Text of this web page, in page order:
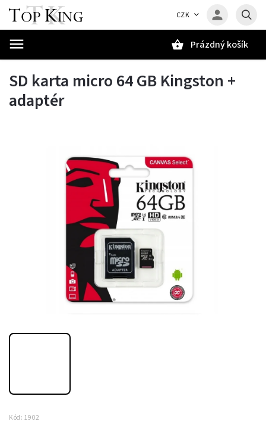
CZK
Prázdný košík
SD karta micro 64 GB Kingston +
adaptér
Kód: 1902